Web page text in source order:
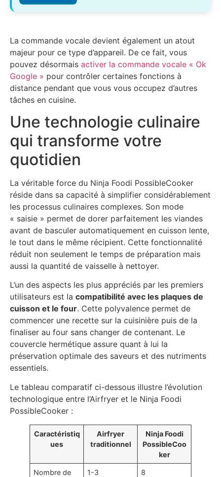
La commande vocale devient également un atout
majeur pour ce type d’appareil. De ce fait, vous
pouvez désormais activer la commande vocale « Ok
Google » pour contrôler certaines fonctions à
distance pendant que vous vous occupez d’autres
tâches en cuisine.
Une technologie culinaire
qui transforme votre
quotidien
La véritable force du Ninja Foodi PossibleCooker
réside dans sa capacité à simplifier considérablement
les processus culinaires complexes. Son mode
« saisie » permet de dorer parfaitement les viandes
avant de basculer automatiquement en cuisson lente,
le tout dans le même récipient. Cette fonctionnalité
réduit non seulement le temps de préparation mais
aussi la quantité de vaisselle à nettoyer.
L’un des aspects les plus appréciés par les premiers
utilisateurs est la compatibilité avec les plaques de
cuisson et le four. Cette polyvalence permet de
commencer une recette sur la cuisinière puis de la
finaliser au four sans changer de contenant. Le
couvercle hermétique assure quant à lui la
préservation optimale des saveurs et des nutriments
essentiels.
Le tableau comparatif ci-dessous illustre l’évolution
technologique entre l’Airfryer et le Ninja Foodi
PossibleCooker :
Caractéristiq
ues
Airfryer
traditionnel
Ninja Foodi
PossibleCoo
ker
Nombre de
1-3 8